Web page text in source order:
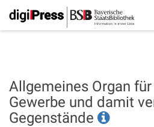
Allgemeines Organ
Gewerbe und damit
Gegenstände